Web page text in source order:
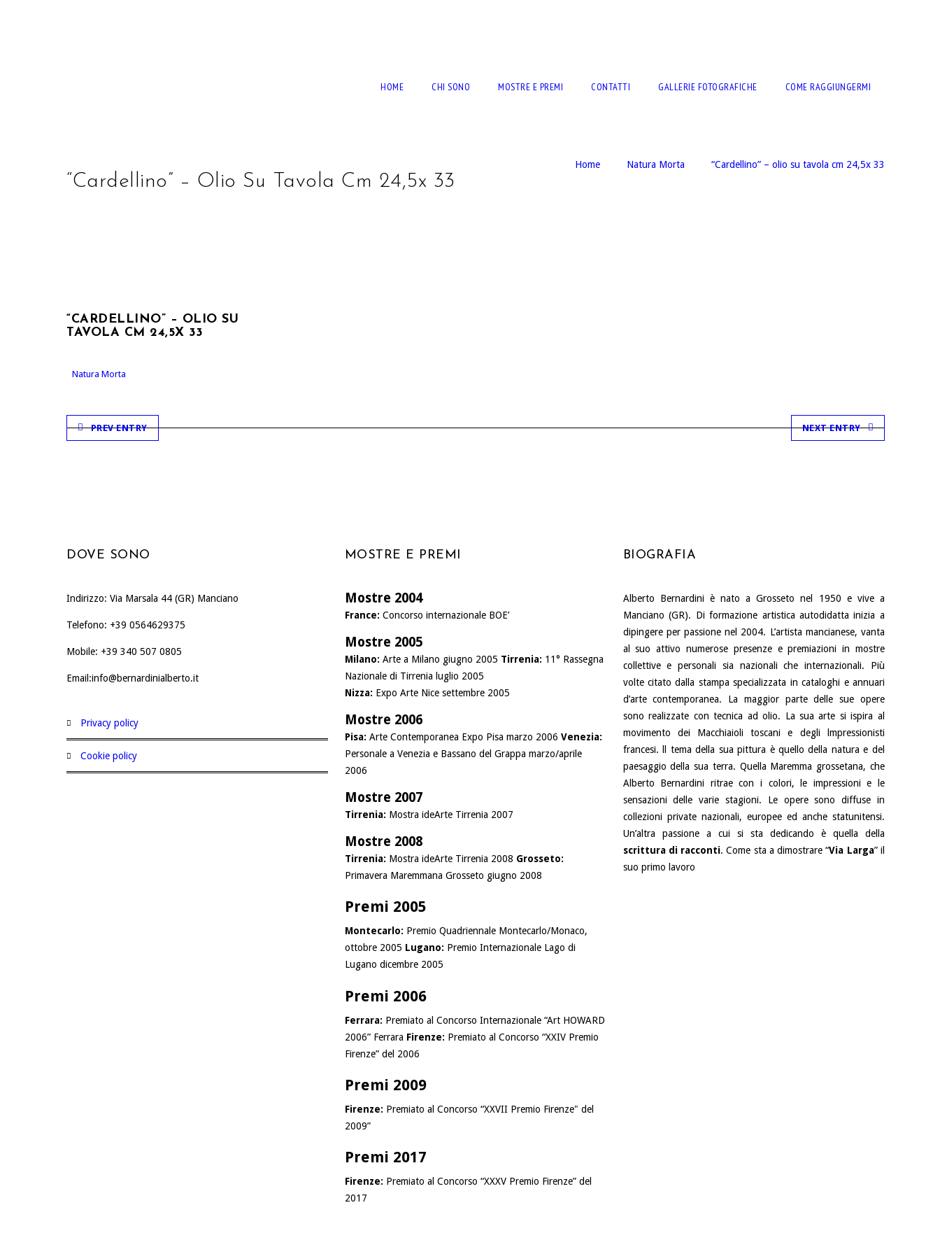
HOME CHI SONO MOSTRE E PREMI CONTATTI GALLERIE FOTOGRAFICHE COME RAGGIUNGERMI
“Cardellino” – Olio Su Tavola Cm 24,5x 33
Home Natura Morta “Cardellino” – olio su tavola cm 24,5x 33
“CARDELLINO” – OLIO SU
TAVOLA CM 24,5X 33
Natura Morta
PREV ENTRY NEXT ENTRY
DOVE SONO
Indirizzo: Via Marsala 44 (GR) Manciano
Telefono: +39 0564629375
Mobile: +39 340 507 0805
Email:info@bernardinialberto.it
privacy policy
cookie policy
MOSTRE E PREMI
Mostre 2004
France: Concorso internazionale BOE’
Mostre 2005
Milano: Arte a Milano giugno 2005 Tirrenia: 11° Rassegna
Nazionale di Tirrenia luglio 2005
Nizza: Expo Arte Nice settembre 2005
Mostre 2006
Pisa: Arte Contemporanea Expo Pisa marzo 2006 Venezia:
Personale a Venezia e Bassano del Grappa marzo/aprile
2006
Mostre 2007
Tirrenia: Mostra ideArte Tirrenia 2007
Mostre 2008
Tirrenia: Mostra ideArte Tirrenia 2008 Grosseto:
Primavera Maremmana Grosseto giugno 2008
Premi 2005
Montecarlo: Premio Quadriennale Montecarlo/Monaco,
ottobre 2005 Lugano: Premio Internazionale Lago di
Lugano dicembre 2005
Premi 2006
Ferrara: Premiato al Concorso Internazionale “Art HOWARD
2006” Ferrara Firenze: Premiato al Concorso “XXIV Premio
Firenze” del 2006
Premi 2009
Firenze: Premiato al Concorso “XXVII Premio Firenze" del
2009”
Premi 2017
Firenze: Premiato al Concorso “XXXV Premio Firenze” del
2017
BIOGRAFIA
Alberto Bernardini è nato a Grosseto nel 1950 e vive a
Manciano (GR). Di formazione artistica autodidatta inizia a
dipingere per passione nel 2004. L’artista mancianese, vanta
al suo attivo numerose presenze e premiazioni in mostre
collettive e personali sia nazionali che internazionali. Più
volte citato dalla stampa specializzata in cataloghi e annuari
d’arte contemporanea. La maggior parte delle sue opere
sono realizzate con tecnica ad olio. La sua arte si ispira al
movimento dei Macchiaioli toscani e degli lmpressionisti
francesi. ll tema della sua pittura è quello della natura e del
paesaggio della sua terra. Quella Maremma grossetana, che
Alberto Bernardini ritrae con i colori, le impressioni e le
sensazioni delle varie stagioni. Le opere sono diffuse in
collezioni private nazionali, europee ed anche statunitensi.
Un’altra passione a cui si sta dedicando è quella della
scrittura di racconti. Come sta a dimostrare “Via Larga” il
suo primo lavoro